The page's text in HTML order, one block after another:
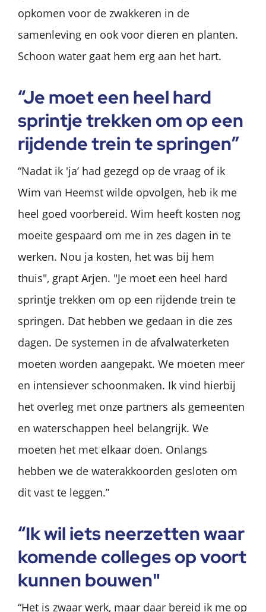
opkomen voor de zwakkeren in de
samenleving en ook voor dieren en planten.
Schoon water gaat hem erg aan het hart.
“Je moet een heel hard
sprintje trekken om op een
rijdende trein te springen”
“Nadat ik 'ja’ had gezegd op de vraag of ik
Wim van Heemst wilde opvolgen, heb ik me
heel goed voorbereid. Wim heeft kosten nog
moeite gespaard om me in zes dagen in te
werken. Nou ja kosten, het was bij hem
thuis", grapt Arjen. "Je moet een heel hard
sprintje trekken om op een rijdende trein te
springen. Dat hebben we gedaan in die zes
dagen. De systemen in de afvalwaterketen
moeten worden aangepakt. We moeten meer
en intensiever schoonmaken. Ik vind hierbij
het overleg met onze partners als gemeenten
en waterschappen heel belangrijk. We
moeten het met elkaar doen. Onlangs
hebben we de waterakkoorden gesloten om
dit vast te leggen.”
“Ik wil iets neerzetten waar
komende colleges op voort
kunnen bouwen"
“Het is zwaar werk, maar daar bereid ik me op